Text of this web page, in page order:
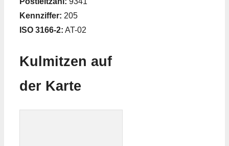
Kennziffer: 205
ISO 3166-2: AT-02
Kulmitzen auf
der Karte